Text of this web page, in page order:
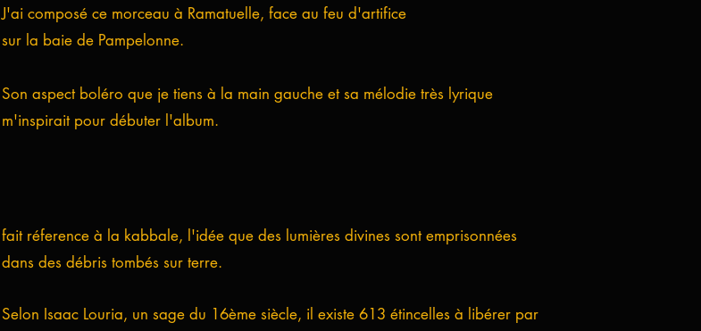
J'ai composé ce morceau à Ramatuelle, face au feu d'artifice
sur la baie de Pampelonne.
Son aspect boléro que je tiens à la main gauche et sa mélodie très lyrique
m'inspirait pour débuter l'album.
fait réference à la kabbale, l'idée que des lumières divines sont emprisonnées
dans des débris tombés sur terre.
Selon Isaac Louria, un sage du 16ème siècle, il existe 613 étincelles à libérer par